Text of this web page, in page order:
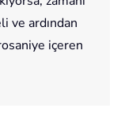
ve ardından
içeren